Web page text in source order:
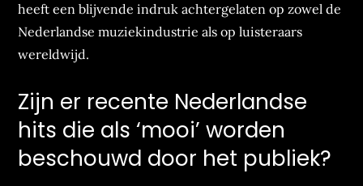
heeft een blijvende indruk achtergelaten op zowel de
Nederlandse muziekindustrie als op luisteraars
wereldwijd.
Zijn er recente Nederlandse
hits die als ‘mooi’ worden
beschouwd door het publiek?